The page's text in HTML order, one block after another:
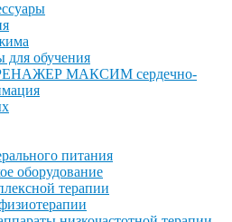
для обучения
МАКСИМ сердечно-
питания
оборудование
терапии